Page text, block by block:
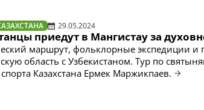
29.05.2024
приедут в Мангистау за
маршрут, фольклорные экспедиции и
область с Узбекистаном. Тур по
Казахстана Ермек Маржикпаев.